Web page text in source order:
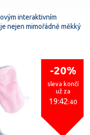
interaktivním
nejen mimořádně měkký
-20%
sleva končí
už za
19:42:39